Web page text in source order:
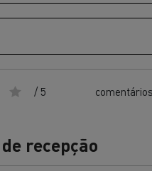
/ 5
recepção